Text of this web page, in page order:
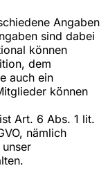
Angaben
sind dabei
können
dem
auch ein
können
Art. 6 Abs. 1 lit.
nämlich